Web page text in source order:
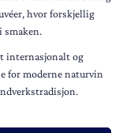
hvor forskjellig
internasjonalt og
for moderne naturvin